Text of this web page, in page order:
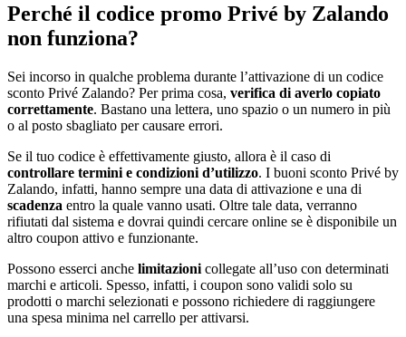
Perché il codice promo Privé by Zalando
non funziona?
Sei incorso in qualche problema durante l’attivazione di un codice
sconto Privé Zalando? Per prima cosa, verifica di averlo copiato
correttamente. Bastano una lettera, uno spazio o un numero in più
o al posto sbagliato per causare errori.
Se il tuo codice è effettivamente giusto, allora è il caso di
controllare termini e condizioni d’utilizzo. I buoni sconto Privé by
Zalando, infatti, hanno sempre una data di attivazione e una di
scadenza entro la quale vanno usati. Oltre tale data, verranno
rifiutati dal sistema e dovrai quindi cercare online se è disponibile un
altro coupon attivo e funzionante.
Possono esserci anche limitazioni collegate all’uso con determinati
marchi e articoli. Spesso, infatti, i coupon sono validi solo su
prodotti o marchi selezionati e possono richiedere di raggiungere
una spesa minima nel carrello per attivarsi.